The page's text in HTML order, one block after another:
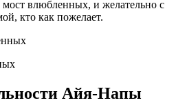
влюбленных, и желательно с
кто как пожелает.
Айя-Напы